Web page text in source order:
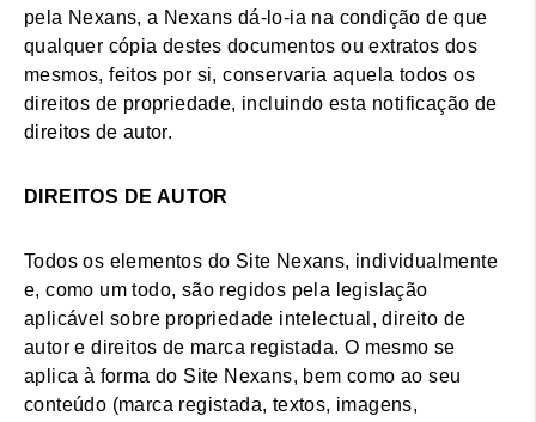
pela Nexans, a Nexans dá-lo-ia na condição de que
qualquer cópia destes documentos ou extratos dos
mesmos, feitos por si, conservaria aquela todos os
direitos de propriedade, incluindo esta notificação de
direitos de autor.
DIREITOS DE AUTOR
Todos os elementos do Site Nexans, individualmente
e, como um todo, são regidos pela legislação
aplicável sobre propriedade intelectual, direito de
autor e direitos de marca registada. O mesmo se
aplica à forma do Site Nexans, bem como ao seu
conteúdo (marca registada, textos, imagens,